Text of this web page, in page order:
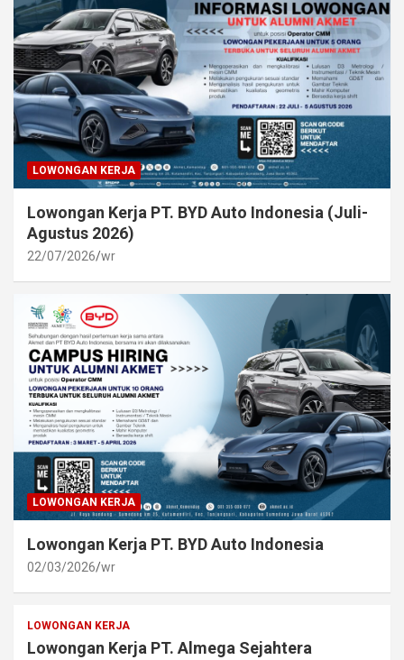
LOWONGAN KERJA
Lowongan Kerja PT. BYD Auto Indonesia (Juli-
Agustus 2026)
22/07/2026 wr
LOWONGAN KERJA
Lowongan Kerja PT. BYD Auto Indonesia
02/03/2026 wr
LOWONGAN KERJA
Lowongan Kerja PT. Almega Sejahtera